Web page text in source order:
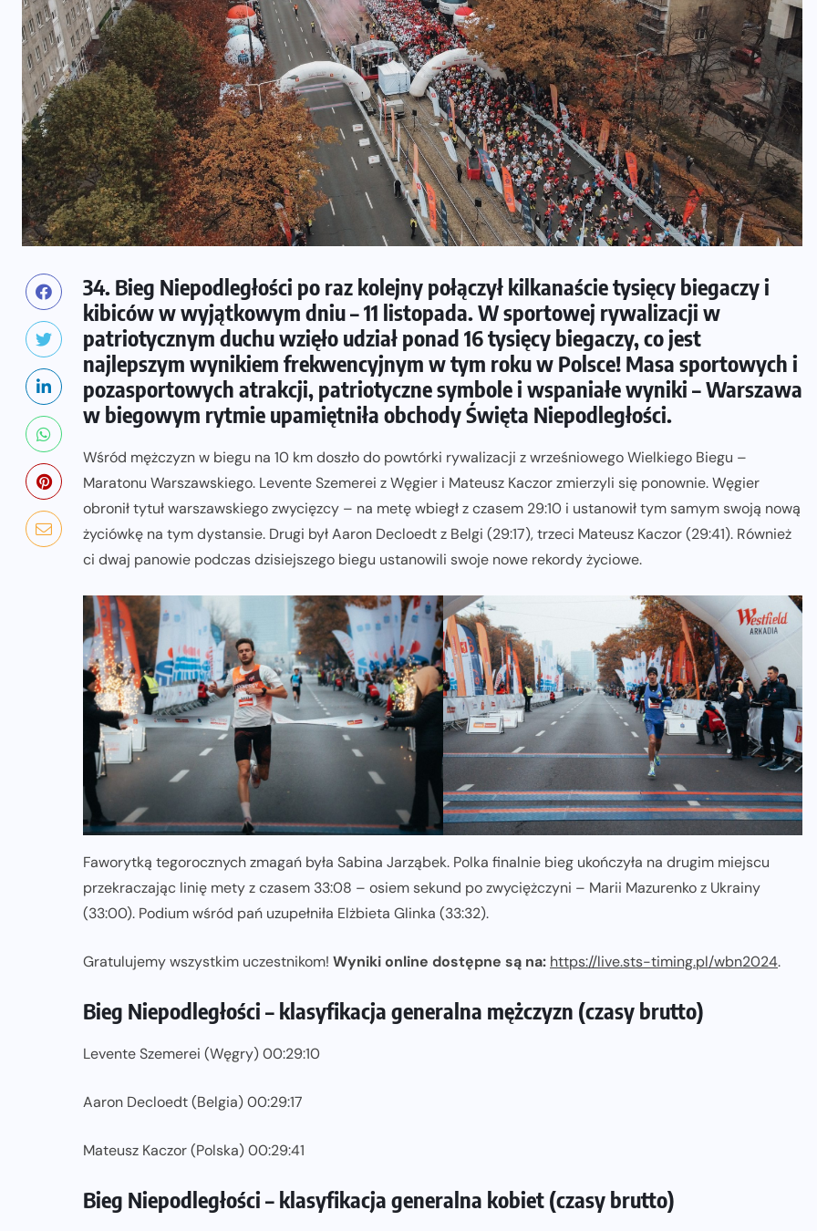
34. Bieg Niepodległości po raz kolejny połączył kilkanaście tysięcy biegaczy i
kibiców w wyjątkowym dniu – 11 listopada. W sportowej rywalizacji w
patriotycznym duchu wzięło udział ponad 16 tysięcy biegaczy, co jest
najlepszym wynikiem frekwencyjnym w tym roku w Polsce! Masa sportowych i
pozasportowych atrakcji, patriotyczne symbole i wspaniałe wyniki – Warszawa
w biegowym rytmie upamiętniła obchody Święta Niepodległości.
Wśród mężczyzn w biegu na 10 km doszło do powtórki rywalizacji z wrześniowego Wielkiego Biegu –
Maratonu Warszawskiego. Levente Szemerei z Węgier i Mateusz Kaczor zmierzyli się ponownie. Węgier
obronił tytuł warszawskiego zwycięzcy – na metę wbiegł z czasem 29:10 i ustanowił tym samym swoją nową
życiówkę na tym dystansie. Drugi był Aaron Decloedt z Belgi (29:17), trzeci Mateusz Kaczor (29:41). Również
ci dwaj panowie podczas dzisiejszego biegu ustanowili swoje nowe rekordy życiowe.
Faworytką tegorocznych zmagań była Sabina Jarząbek. Polka finalnie bieg ukończyła na drugim miejscu
przekraczając linię mety z czasem 33:08 – osiem sekund po zwyciężczyni – Marii Mazurenko z Ukrainy
(33:00). Podium wśród pań uzupełniła Elżbieta Glinka (33:32).
Gratulujemy wszystkim uczestnikom! Wyniki online dostępne są na: https://live.sts-timing.pl/wbn2024.
Bieg Niepodległości – klasyfikacja generalna mężczyzn (czasy brutto)
Levente Szemerei (Węgry) 00:29:10
Aaron Decloedt (Belgia) 00:29:17
Mateusz Kaczor (Polska) 00:29:41
Bieg Niepodległości – klasyfikacja generalna kobiet (czasy brutto)
ZAPOWIEDZI IMPREZ
XV DAMAK Tarczyn Półmaraton już
13 września. Sportowe święto dla
07-08-2026